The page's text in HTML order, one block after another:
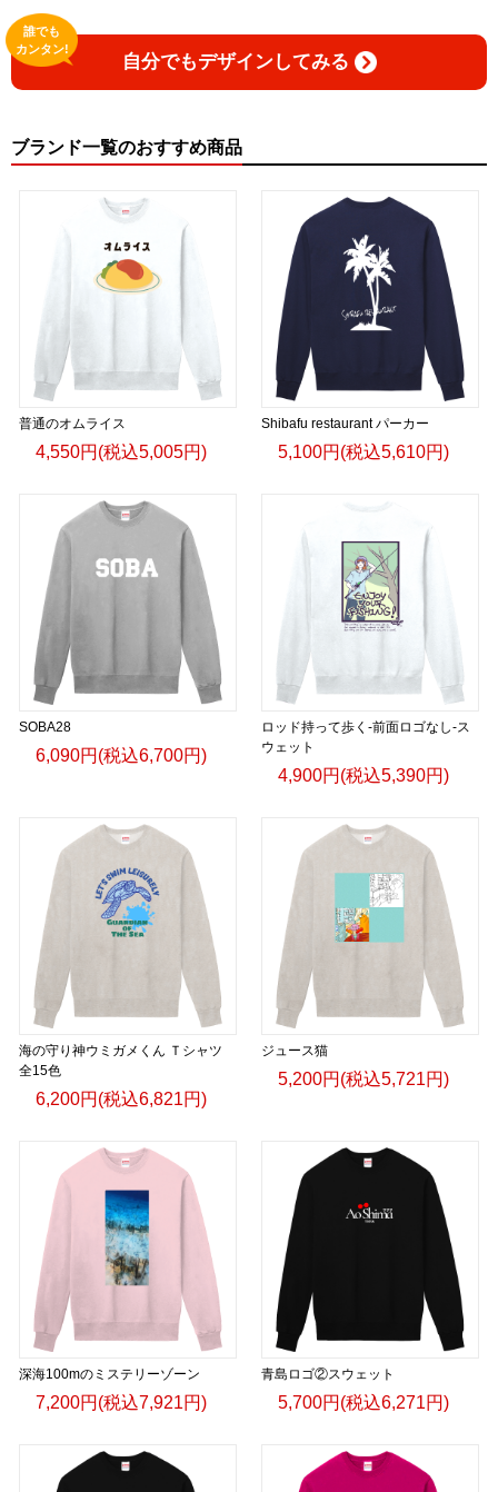
自分でもデザインしてみる
誰でも
カンタン!
ブランド一覧のおすすめ商品
普通のオムライス
4,550円(税込5,005円)
Shibafu restaurant パーカー
5,100円(税込5,610円)
SOBA28
6,090円(税込6,700円)
ロッド持って歩く-前面ロゴなし-ス
ウェット
4,900円(税込5,390円)
海の守り神ウミガメくん Ｔシャツ
全15色
6,200円(税込6,821円)
ジュース猫
5,200円(税込5,721円)
深海100mのミステリーゾーン
7,200円(税込7,921円)
青島ロゴ②スウェット
5,700円(税込6,271円)